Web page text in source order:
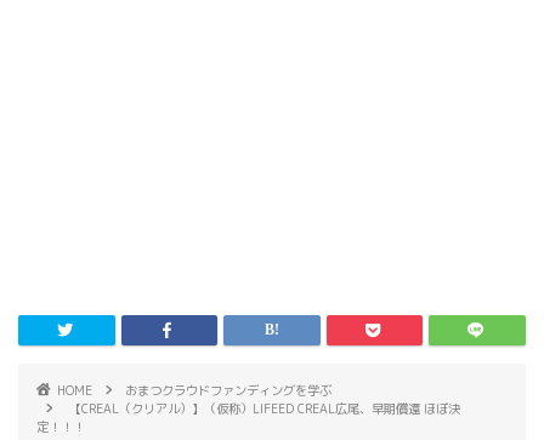
HOME
おまつクラウドファンディングを学ぶ
【CREAL（クリアル）】（仮称）LIFEED CREAL広尾、早期償還 ほぼ決
定！！！